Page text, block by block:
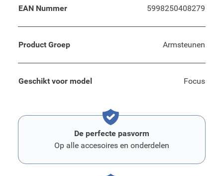
EAN Nummer 5998250408279
Product Groep Armsteunen
Geschikt voor model Focus
De perfecte pasvorm
Op alle accesoires en onderdelen